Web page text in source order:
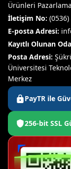
Ürünleri
İletişim No:
E-posta Adresi:
Kayıtlı Olunan
Posta Adresi:
Üniversitesi
Merkez
PayTR ile
256-bit SSL